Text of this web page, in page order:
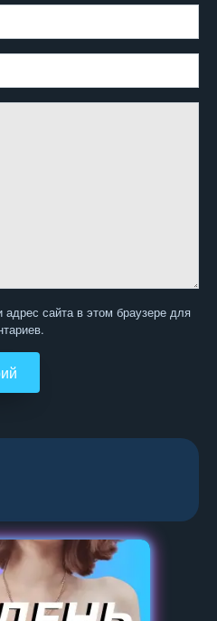
сайта в этом браузере для